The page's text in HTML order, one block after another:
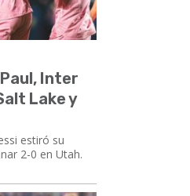
Inter
Lake y
estiró su
2-0 en Utah.